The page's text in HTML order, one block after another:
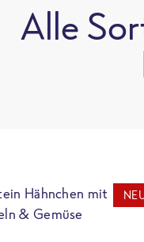
Alle
Hähnchen mit
& Gemüse